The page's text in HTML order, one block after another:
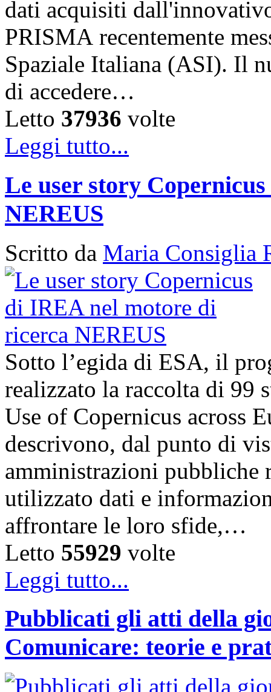
dati acquisiti
PRISMA recentemente
Spaziale Italiana (ASI). Il
di accedere…
Letto 37936 volte
Leggi tutto...
Le user story
NEREUS
Scritto da Maria Consiglia
Sotto l’egida di ESA, il
realizzato la raccolta di 99
Use of Copernicus across
descrivono, dal punto di
amministrazioni pubbliche
utilizzato dati e
affrontare le loro sfide,…
Letto 55929 volte
Leggi tutto...
Pubblicati gli atti della
Comunicare: teorie e